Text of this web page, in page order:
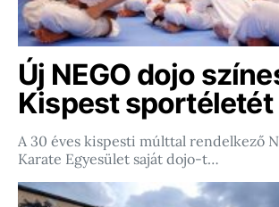
Új NEGO dojo
Kispest sportéletét
A 30 éves kispesti múlttal rendelkező
Karate Egyesület saját dojo-t…